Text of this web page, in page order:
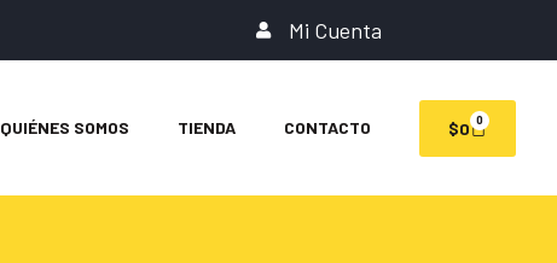
Mi Cuenta
QUIÉNES SOMOS TIENDA CONTACTO $0 0